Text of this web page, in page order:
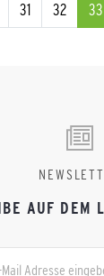
31 32 33
AUF DEM